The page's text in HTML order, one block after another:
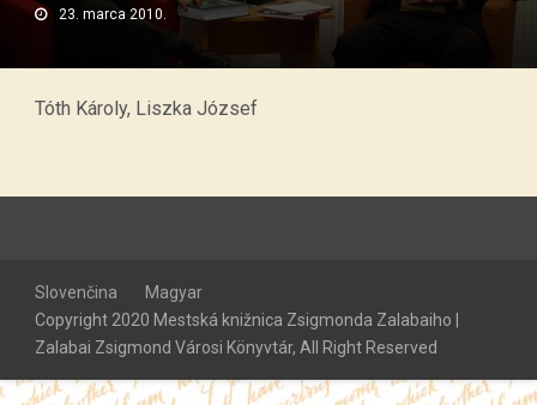
23. marca 2010.
Tóth Károly, Liszka József
Slovenčina
Magyar
Copyright 2020 Mestská knižnica Zsigmonda Zalabaiho |
Zalabai Zsigmond Városi Könyvtár, All Right Reserved